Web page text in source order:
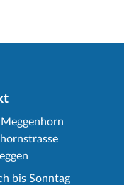
bis Sonntag